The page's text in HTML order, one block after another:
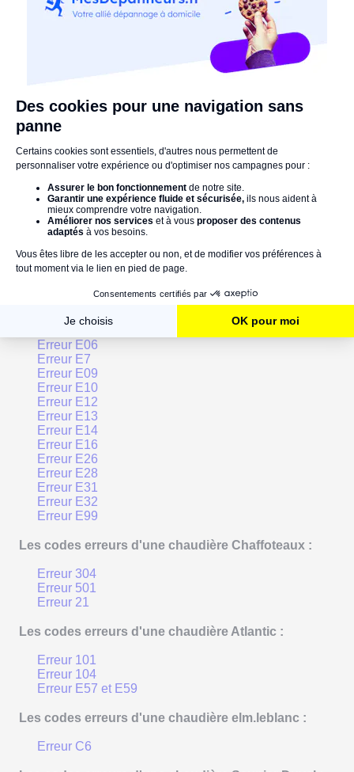
erreurE25est synonyme de surchauffe de votre
chaudière.La meilleure solution pour régler cette
situation embarrassante restedefaire appel à un
professionnel.Par ailleurs, l'entretien annuel de votre
pour éviter de tels désagréments.
Une réaction ou une situation à partager ? N'hésitez pas
à nous laisser un commentaire !
POURSUIVEZ VOTRE LECTURE SUR :
Les codes erreurs d'une chaudière De Dietrich :
Erreur E00
Erreur E01
Erreur E02
Erreur E04
Erreur E06
Erreur E7
Erreur E09
Erreur E10
Erreur E12
Erreur E13
Erreur E14
Erreur E16
Erreur E26
Erreur E28
Erreur E31
Erreur E32
Erreur E99
Les codes erreurs d'une chaudière Chaffoteaux :
Erreur 304
Erreur 501
Erreur 21
Les codes erreurs d'une chaudière Atlantic :
Erreur 101
Erreur 104
Erreur E57 et E59
Les codes erreurs d'une chaudière elm.leblanc :
Erreur C6